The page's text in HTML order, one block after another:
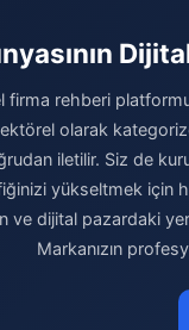
firma rehberi
olarak
iletilir. Siz de
yükseltmek için
ve dijital pazardaki
Markanızın